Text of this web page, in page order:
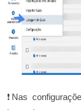
❗Nas